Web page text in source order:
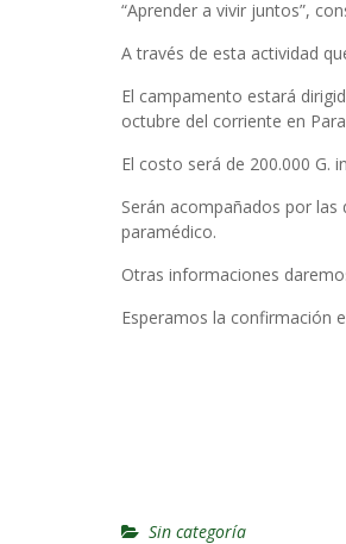
“Aprender a vivir juntos”,
A través de esta actividad
El campamento estará
octubre del corriente en
El costo será de 200.000 G.
Serán acompañados por
paramédico.
Otras informaciones
Esperamos la confirmación
Sin categoría